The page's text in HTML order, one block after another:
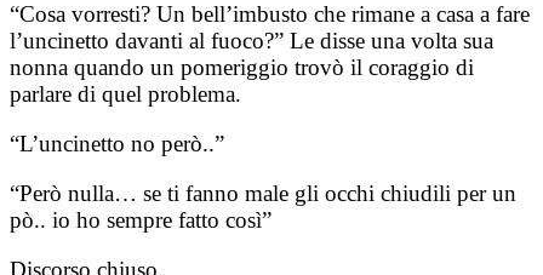
“Cosa vorresti? Un bell’imbusto che rimane a casa a fare
l’uncinetto davanti al fuoco?” Le disse una volta sua
nonna quando un pomeriggio trovò il coraggio di
parlare di quel problema.
“L’uncinetto no però..”
“Però nulla… se ti fanno male gli occhi chiudili per un
pò.. io ho sempre fatto così”